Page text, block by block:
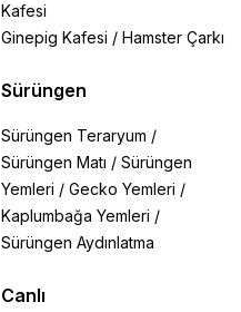
Kafesi
Ginepig Kafesi / Hamster Çarkı
Sürüngen
Sürüngen Teraryum /
Sürüngen Matı / Sürüngen
Yemleri / Gecko Yemleri /
Kaplumbağa Yemleri /
Sürüngen Aydınlatma
Canlı